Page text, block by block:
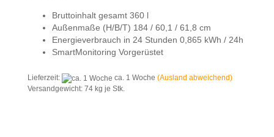
Bruttoinhalt gesamt 360 l
Außenmaße (H/B/T) 184 / 60,1 / 61,8 cm
Energieverbrauch in 24 Stunden 0,865 kWh / 24h
SmartMonitoring Vorgerüstet
Lieferzeit: ca. 1 Woche (Ausland abweichend)
Versandgewicht: 74 kg je Stk.